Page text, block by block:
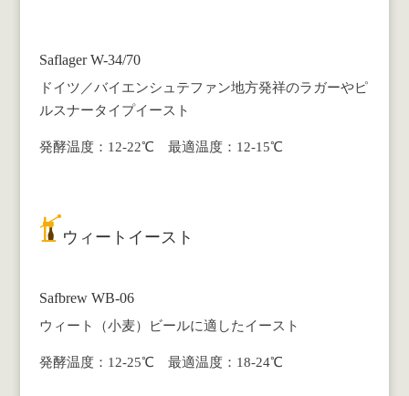
Saflager W-34/70
ドイツ／バイエンシュテファン地方発祥のラガーやピ
ルスナータイプイースト
発酵温度：12-22℃ 最適温度：12-15℃
ウィートイースト
Safbrew WB-06
ウィート（小麦）ビールに適したイースト
発酵温度：12-25℃ 最適温度：18-24℃